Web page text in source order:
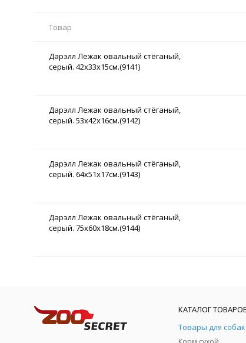
Товар
Дарэлл Лежак овальный стёганый,
серый. 42х33х15см.(9141)
Дарэлл Лежак овальный стёганый,
серый. 53х42х16см.(9142)
Дарэлл Лежак овальный стёганый,
серый. 64х51х17см.(9143)
Дарэлл Лежак овальный стёганый,
серый. 75х60х18см.(9144)
КАТАЛОГ
Товары для собак